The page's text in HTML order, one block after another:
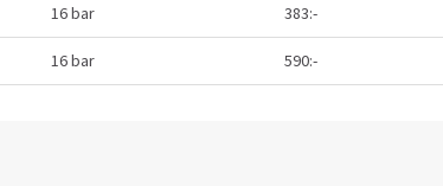
16 bar 383:-
16 bar 590:-